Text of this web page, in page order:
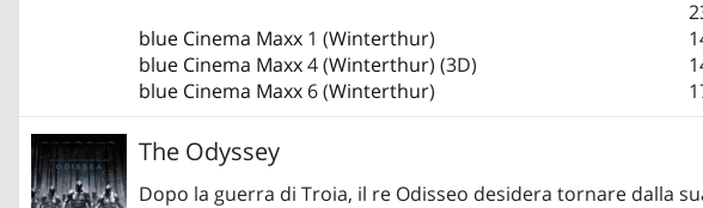
blue Cinema Maxx 1 (Winterthur)
blue Cinema Maxx4 (Winterthur) (3D)
blue Cinema Maxx 6 (Winterthur)
The Odyssey
Dopo la guerra di Troia, il re Odisseo desidera tornare dalla